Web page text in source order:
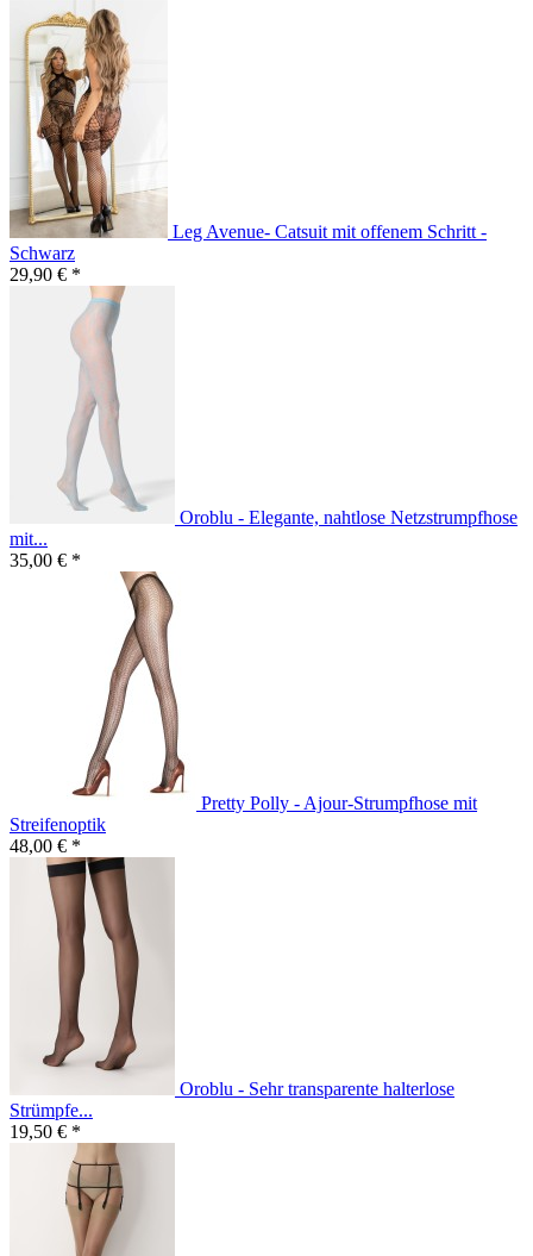
Leg Avenue- Catsuit mit offenem Schritt -
Schwarz
29,90 € *
Oroblu - Elegante, nahtlose Netzstrumpfhose
mit...
35,00 € *
Pretty Polly - Ajour-Strumpfhose mit
Streifenoptik
48,00 € *
Oroblu - Sehr transparente halterlose
Strümpfe...
19,50 € *